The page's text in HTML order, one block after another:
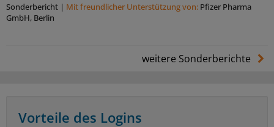
Sonderbericht | Mit freundlicher Unterstützung von: Pfizer Pharma
GmbH, Berlin
weitere Sonderberichte
Vorteile des Logins